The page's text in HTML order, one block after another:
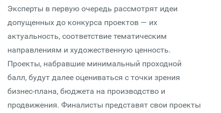
Эксперты в первую очередь рассмотрят идеи
допущенных до конкурса проектов — их
актуальность, соответствие тематическим
направлениям и художественную ценность.
Проекты, набравшие минимальный проходной
балл, будут далее оцениваться с точки зрения
бизнес-плана, бюджета на производство и
продвижения. Финалисты представят свои проекты